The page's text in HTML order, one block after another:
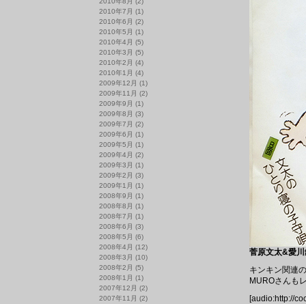
菅原文太&愛
キンキン関連
MUROさんも
[audio:http://
2010年7月 (1)
2010年6月 (2)
2010年5月 (1)
2010年4月 (5)
2010年3月 (5)
2010年2月 (4)
2010年1月 (4)
2009年12月 (1)
2009年11月 (2)
2009年9月 (1)
2009年8月 (3)
2009年7月 (2)
2009年6月 (1)
2009年5月 (1)
2009年4月 (2)
2009年3月 (1)
2009年2月 (3)
2009年1月 (1)
2008年9月 (1)
2008年8月 (1)
2008年7月 (1)
2008年6月 (3)
2008年5月 (6)
2008年4月 (12)
2008年3月 (10)
2008年2月 (5)
2008年1月 (1)
2007年12月 (2)
2007年11月 (2)